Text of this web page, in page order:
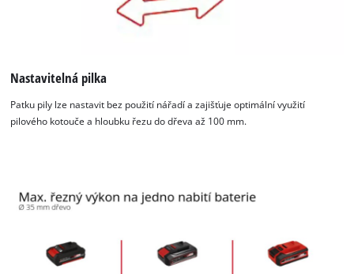
This content is not permitted to load due
Nastavitelná pilka
Patku pily lze nastavit bez použití nářadí a zajišťuje optimální využití
pilového kotouče a hloubku řezu do dřeva až 100 mm.